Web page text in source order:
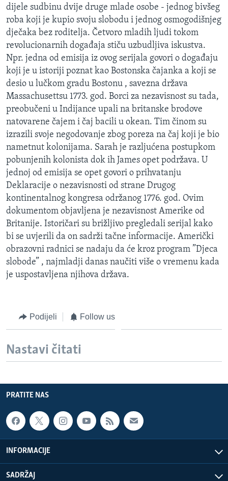
dijele sudbinu dvije druge mlade osobe - jednog bivšeg
roba koji je kupio svoju slobodu i jednog osmogodišnjeg
dječaka bez roditelja. Četvoro mladih ljudi tokom
revolucionarnih događaja stiču uzbudljiva iskustva.
Npr. jedna od emisija iz ovog serijala govori o događaju
koji je u istoriji poznat kao Bostonska čajanka a koji se
desio u lučkom gradu Bostonu , savezna država
Massachusettsu 1773. god. Borci za nezavisnost su tada,
preobučeni u Indijance upali na britanske brodove
natovarene čajem i čaj bacili u okean. Tim činom su
izrazili svoje negodovanje zbog poreza na čaj koji je bio
nametnut kolonijama. Sarah je razljućena postupkom
pobunjenih kolonista dok ih James opet podržava. U
jednoj od emisija se opet govori o prihvatanju
Deklaracije o nezavisnosti od strane Drugog
kontinentalnog kongresa održanog 1776. god. Ovim
dokumentom objavljena je nezavisnost Amerike od
Britanije. Istoričari su brižljivo pregledali serijal kako
bi se uvjerili da on sadrži tačne informacije. Američki
obrazovni radnici se nadaju da će kroz program ”Djeca
slobode” , najmladji danas naučiti više o vremenu kada
je uspostavljena njihova država.
Podijeli Follow us
Nastavi čitati
PRATITE NAS
INFORMACIJE
SADRŽAJ